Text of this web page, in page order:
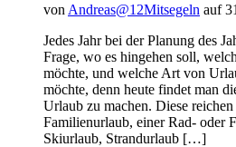
von Andreas@12Mitsegeln auf
Jedes Jahr bei der Planung des
Frage, wo es hingehen soll,
möchte, und welche Art von
möchte, denn heute findet man
Urlaub zu machen. Diese
Familienurlaub, einer Rad- oder
Skiurlaub, Strandurlaub […]